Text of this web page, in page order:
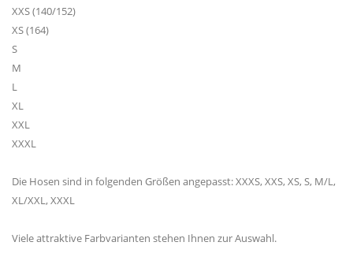
XXS (140/152)
XS (164)
S
M
L
XL
XXL
XXXL
Die Hosen sind in folgenden Größen angepasst: XXXS, XXS, XS, S, M/L,
XL/XXL, XXXL
Viele attraktive Farbvarianten stehen Ihnen zur Auswahl.